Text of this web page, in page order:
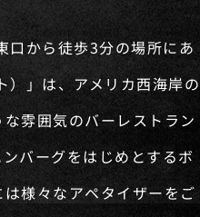
口から徒歩3分の場所にあ
）」は、アメリカ西海岸の
雰囲気のバーレストラン
バーグをはじめとするボ
様々なアペタイザーをご